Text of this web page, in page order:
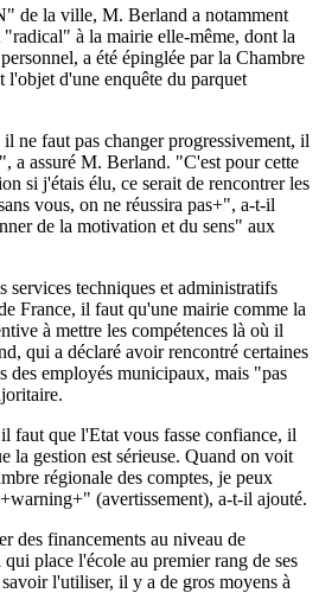
de la ville, M. Berland a notamment
à la mairie elle-même, dont la
a été épinglée par la Chambre
l'objet d'une enquête du parquet
ne faut pas changer progressivement, il
a assuré M. Berland. "C'est pour cette
si j'étais élu, ce serait de rencontrer les
vous, on ne réussira pas+", a-t-il
de la motivation et du sens" aux
services techniques et administratifs
France, il faut qu'une mairie comme la
à mettre les compétences là où il
qui a déclaré avoir rencontré certaines
des employés municipaux, mais "pas
faut que l'Etat vous fasse confiance, il
la gestion est sérieuse. Quand on voit
régionale des comptes, je peux
(avertissement), a-t-il ajouté.
des financements au niveau de
place l'école au premier rang de ses
l'utiliser, il y a de gros moyens à